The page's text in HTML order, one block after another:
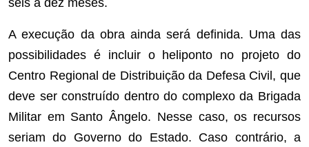
seis a dez meses.
A execução da obra ainda será definida. Uma das
possibilidades é incluir o heliponto no projeto do
Centro Regional de Distribuição da Defesa Civil, que
deve ser construído dentro do complexo da Brigada
Militar em Santo Ângelo. Nesse caso, os recursos
seriam do Governo do Estado. Caso contrário, a